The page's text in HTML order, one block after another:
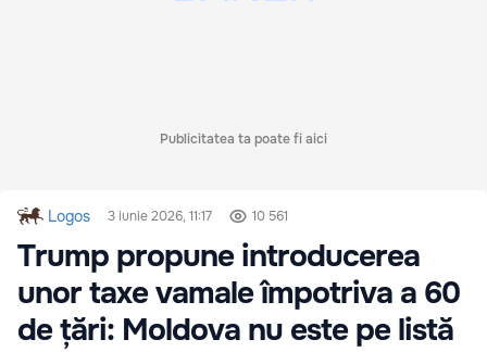
Publicitatea ta poate fi aici
Logos 3 iunie 2026, 11:17 10 561
Trump propune introducerea
unor taxe vamale împotriva a 60
de țări: Moldova nu este pe listă